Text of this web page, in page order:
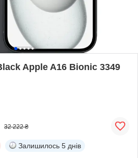
Apple A16 Bionic 3349
32 222 ₴
Залишилось 5 днів